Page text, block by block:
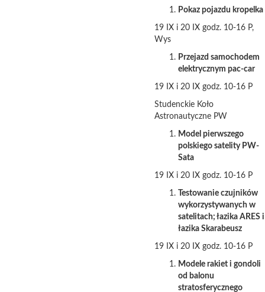
Pokaz pojazdu kropelka
19 IX i 20 IX godz. 10-16 P,
Wys
Przejazd samochodem
elektrycznym pac-car
19 IX i 20 IX godz. 10-16 P
Studenckie Koło
Astronautyczne PW
Model pierwszego
polskiego satelity PW-
Sata
19 IX i 20 IX godz. 10-16 P
Testowanie czujników
wykorzystywanych w
satelitach; łazika ARES i
łazika Skarabeusz
19 IX i 20 IX godz. 10-16 P
Modele rakiet i gondoli
od balonu
stratosferycznego